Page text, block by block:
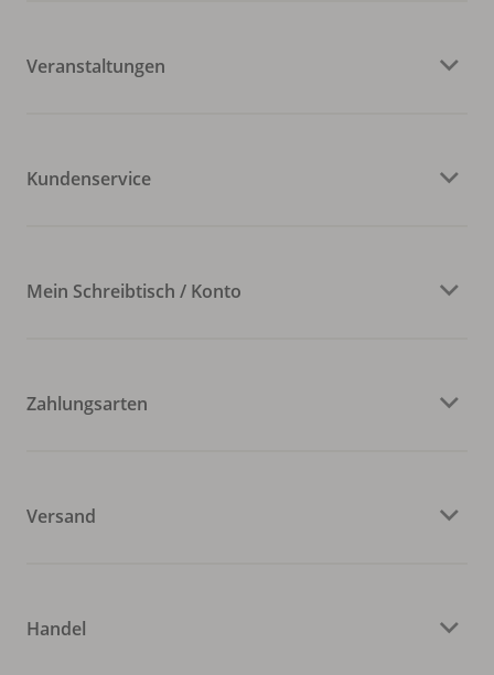
Veranstaltungen
Kundenservice
Mein Schreibtisch / Konto
Zahlungsarten
Versand
Handel